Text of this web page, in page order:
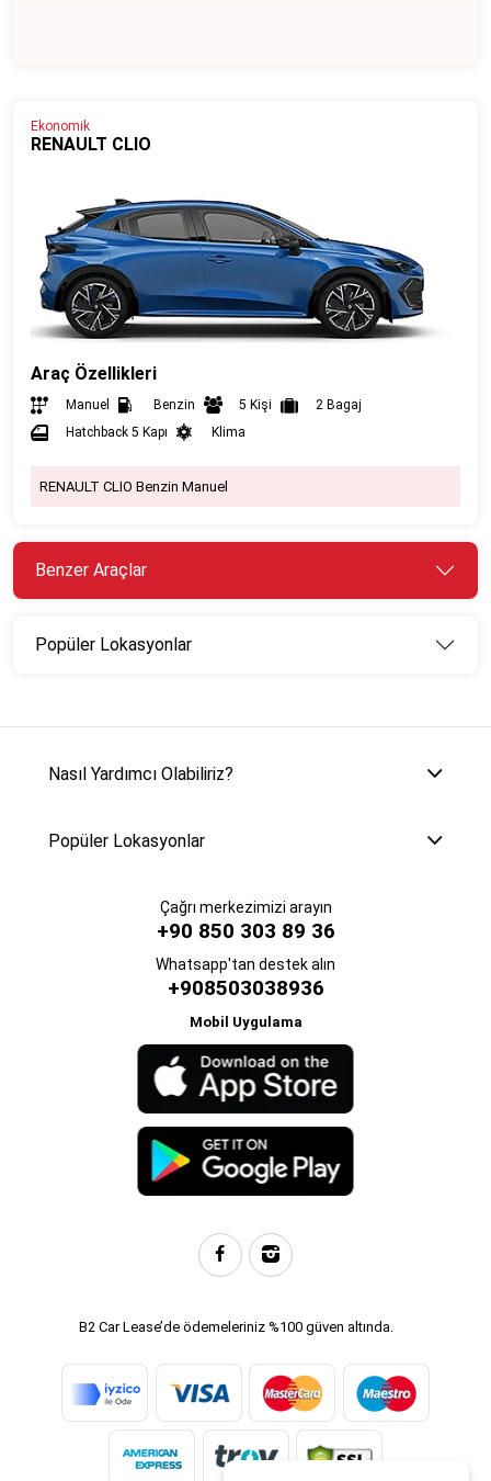
Ekonomik
RENAULT CLIO
Araç Özellikleri
Manuel Benzin 5 Kişi
2 Bagaj
Hatchback 5 Kapı
Klima
RENAULT CLIO Benzin Manuel
Benzer Araçlar
Popüler Lokasyonlar
Nasıl Yardımcı Olabiliriz?
Popüler Lokasyonlar
Çağrı merkezimizi arayın
+90 850 303 89 36
Whatsapp'tan destek alın
+908503038936
Mobil Uygulama
B2 Car Lease’de ödemeleriniz %100 güven altında.